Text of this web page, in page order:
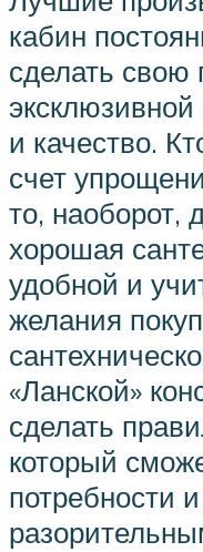
кабин
сделать свою
и качество.
счет
то, наоборот,
хорошая
удобной и
желания
«Ланской»
сделать
который
потребности